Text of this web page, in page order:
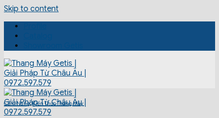
Skip to content
Cẩm Nang,Kiến Thức Thang Máy